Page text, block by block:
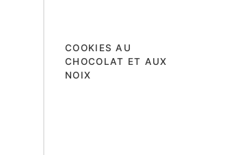
COOKIES AU
CHOCOLAT ET AUX
NOIX